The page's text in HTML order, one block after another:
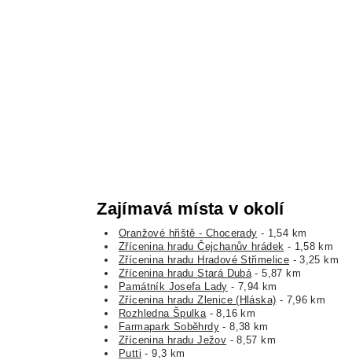
Zajímavá místa v okolí
Oranžové hřiště - Chocerady - 1,54 km
Zřícenina hradu Čejchanův hrádek - 1,58 km
Zřícenina hradu Hradové Střimelice - 3,25 km
Zřícenina hradu Stará Dubá - 5,87 km
Památník Josefa Lady - 7,94 km
Zřícenina hradu Zlenice (Hláska) - 7,96 km
Rozhledna Špulka - 8,16 km
Farmapark Soběhrdy - 8,38 km
Zřícenina hradu Ježov - 8,57 km
Putti - 9,3 km